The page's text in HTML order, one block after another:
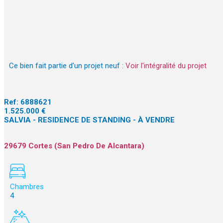
Ce bien fait partie d'un projet neuf : Voir l'intégralité du projet
Ref: 6888621
1.525.000 €
SALVIA - RESIDENCE DE STANDING - À VENDRE
29679 Cortes (San Pedro De Alcantara)
Chambres
4